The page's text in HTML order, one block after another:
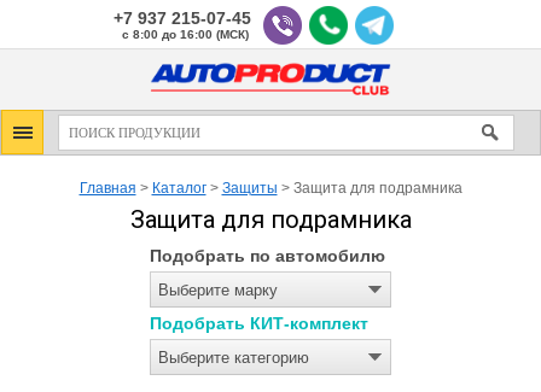
+7 937 215-07-45
с 8:00 до 16:00 (МСК)
Главная > Каталог> Защиты > Защита для подрамника
Защита для подрамника
Подобрать по автомобилю
Выберите марку
Подобрать КИТ-комплект
Выберите категорию